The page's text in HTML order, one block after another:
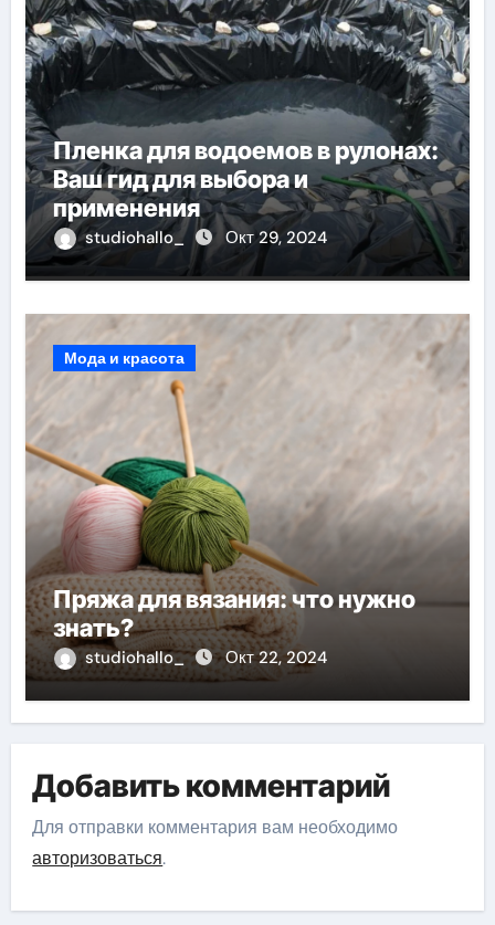
Пленка для водоемов в рулонах:
Ваш гид для выбора и
применения
studiohallo_ Окт 29, 2024
Мода и красота
Пряжа для вязания: что нужно
знать?
studiohallo_ Окт 22, 2024
Добавить комментарий
Для отправки комментария вам необходимо
авторизоваться.